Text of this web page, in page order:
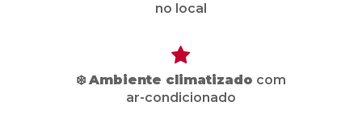
no local
❄️Ambiente climatizado com
ar-condicionado